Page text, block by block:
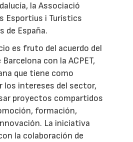
la Associació
Esportius i Turístics
de España.
es fruto del acuerdo del
con la ACPET,
que tiene como
los intereses del sector,
proyectos compartidos
formación,
La iniciativa
la colaboración de